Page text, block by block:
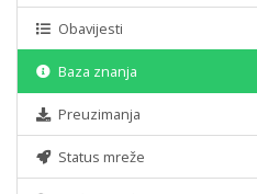
Obavijesti
Baza znanja
Preuzimanja
Status mreže